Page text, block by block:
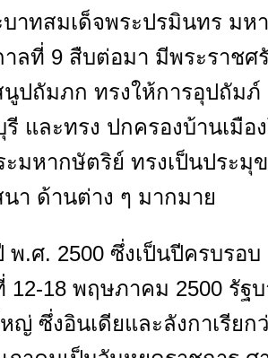
าทสมเด็จพระปรมินทร มห
าลที่ 9 สืบต่อมา มีพระราชศ
นูปถัมภก ทรงให้การอุปถัม
และทรง ปกครองบ้านเมื
ะมหากษัตริย์ ทรงเป็นประมุ
นา ด้านต่าง ๆ มากมาย
พ.ศ. 2500 ซึ่งเป็นปีครบรอ
12-18 พฤษภาคม 2500 รัฐ
หญ่ ซึ่งอินเดียและลังกาเรีย